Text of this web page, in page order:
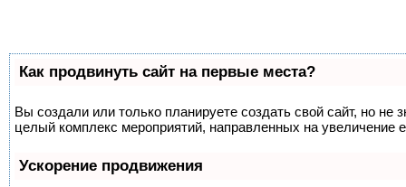
Как продвинуть сайт на первые места?
Вы создали или только планируете создать свой сайт, но не
целый комплекс мероприятий, направленных на увеличение
Ускорение продвижения